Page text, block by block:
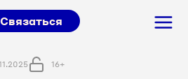
Связаться
16+